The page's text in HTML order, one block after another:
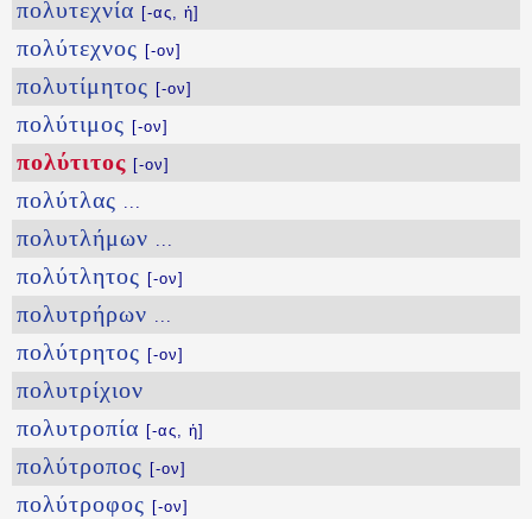
πολυτεχνία [-ας, ἡ]
πολύτεχνος [-ον]
πολυτίμητος [-ον]
πολύτιμος [-ον]
πολύτιτος [-ον]
πολύτλας ...
πολυτλήμων ...
πολύτλητος [-ον]
πολυτρήρων ...
πολύτρητος [-ον]
πολυτρίχιον
πολυτροπία [-ας, ἡ]
πολύτροπος [-ον]
πολύτροφος [-ον]